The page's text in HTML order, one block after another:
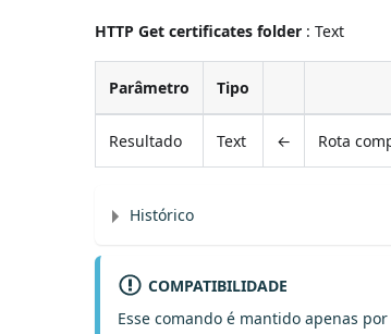
HTTP Get certificates folder : Text
Parâmetro Tipo
Resultado Text ← Rota
Histórico
COMPATIBILIDADE
Esse comando é mantido apenas